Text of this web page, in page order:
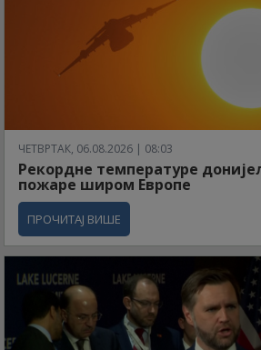
ЧЕТВРТАК, 06.08.2026 | 08:03
Рекордне температуре
пожаре широм Европе
ПРОЧИТАЈ ВИШЕ